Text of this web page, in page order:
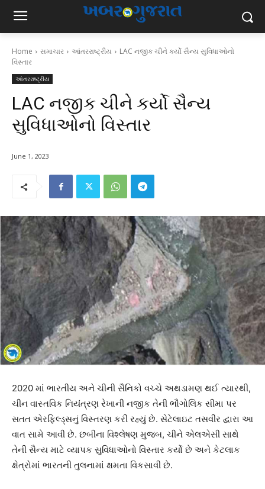
Home સમાચાર આંતરરાષ્ટ્રીય
LAC નજીક ચીને કર્યો સૈન્ય સુવિધાઓનો
વિસ્તાર
આંતરરાષ્ટ્રીય
LAC નજીક ચીને કર્યો સૈન્ય
સુવિધાઓનો વિસ્તાર
June 1, 2023
2020 માં ભારતીય અને ચીની સૈનિકો વચ્ચે અથડામણ થઈ ત્યારથી,
ચીન વાસ્તવિક નિયંત્રણ રેખાની નજીક તેની ભૌગોલિક સીમા પર
સતત એરફિલ્ડ્સનું વિસ્તરણ કરી રહ્યું છે. સેટેલાઇટ તસવીર દ્વારા આ
વાત સામે આવી છે. છબીના વિશ્લેષણ મુજબ, ચીને એલએસી સાથે
તેની સૈન્ય માટે વ્યાપક સુવિધાઓનો વિસ્તાર કર્યો છે અને કેટલાક
ક્ષેત્રોમાં ભારતની તુલનામાં ક્ષમતા વિકસાવી છે.